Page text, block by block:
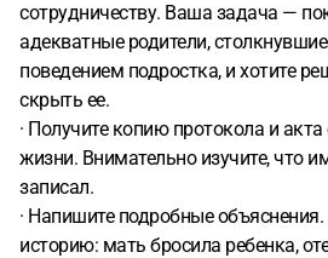
сотрудничеству. Ваша задача —
адекватные родители,
поведением подростка, и хотите
скрыть ее.
· Получите копию протокола и
жизни. Внимательно изучите, что
записал.
· Напишите подробные
историю: мать бросила ребенка,